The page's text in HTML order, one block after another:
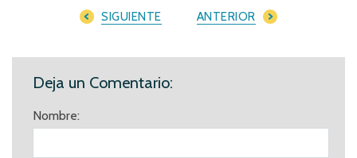
SIGUIENTE ANTERIOR
Deja un Comentario:
Nombre: